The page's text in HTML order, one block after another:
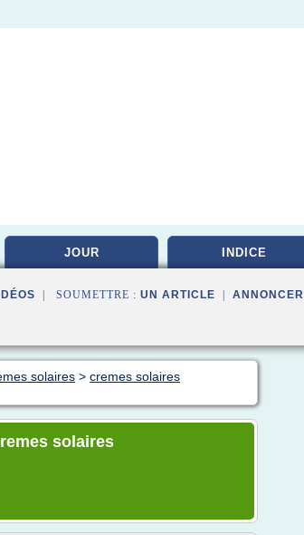
JOUR INDICE
| SOUMETTRE : UN ARTICLE ANNONCER
solaires > cremes solaires
solaires